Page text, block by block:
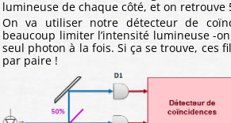
lumineuse de chaque côté, et on retrouve
On va utiliser notre détecteur de
beaucoup limiter l’intensité lumineuse -
seul photon à la fois. Si ça se trouve, ces
par paire !